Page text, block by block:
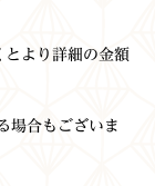
より詳細の金額
場合もございま